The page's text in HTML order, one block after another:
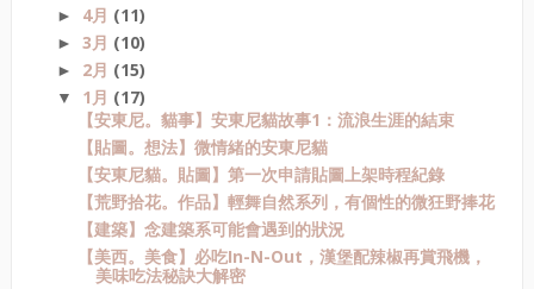
► 4月 (11)
► 3月 (10)
► 2月 (15)
▼ 1月 (17)
【安東尼。貓事】安東尼貓故事1：流浪生涯的結束
【貼圖。想法】微情緒的安東尼貓
【安東尼貓。貼圖】第一次申請貼圖上架時程紀錄
【荒野拾花。作品】輕舞自然系列，有個性的微狂野捧花
【建築】念建築系可能會遇到的狀況
【美西。美食】必吃In-N-Out，漢堡配辣椒再賞飛機，
美味吃法秘訣大解密